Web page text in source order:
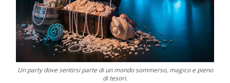
Un party dove sentirsi parte di un mondo sommerso, magico e pieno
di tesori.